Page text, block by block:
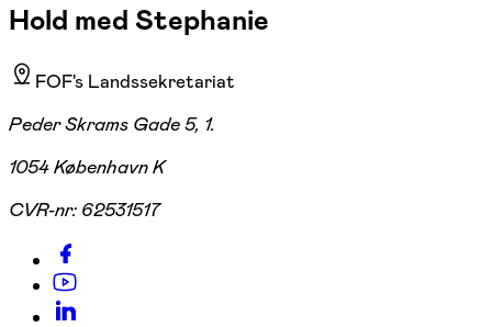
Hold med Stephanie
FOF's Landssekretariat
Peder Skrams Gade 5, 1.
1054 København K
CVR-nr: 62531517